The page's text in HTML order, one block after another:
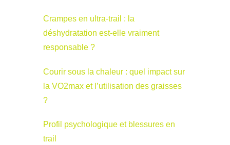
Crampes en ultra-trail : la
déshydratation est-elle vraiment
responsable ?
Courir sous la chaleur : quel impact sur
la VO2max et l’utilisation des graisses
?
Profil psychologique et blessures en
trail